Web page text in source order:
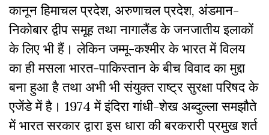
कानून हिमाचल प्रदेश, अरुणाचल प्रदेश, अंडमान-
निकोबार द्वीप समूह तथा नागालैंड के जनजातीय इलाकों
के लिए भी हैं। लेकिन जम्मू-कश्मीर के भारत में विलय
का ही मसला भारत-पाकिस्तान के बीच विवाद का मुद्दा
बना हुआ है तथा अभी भी संयुक्त राष्ट्र सुरक्षा परिषद के
एजेंडे में है। 1974 में इंदिरा गांधी-शेख अब्दुल्ला समझौते
में भारत सरकार द्वारा इस धारा की बरकरारी प्रमुख शर्त